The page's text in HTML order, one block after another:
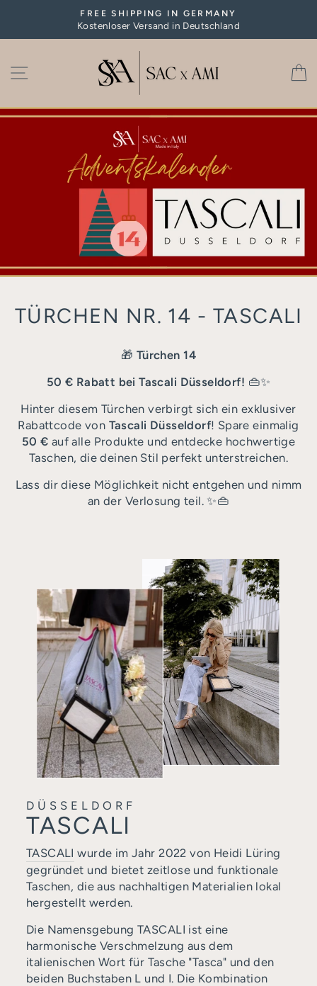
content
Pause
FREE SHIPPING IN GERMANY
Kostenloser Versand in Deutschland
SITE NAVIGATION
TÜRCHEN NR. 14 - TASCALI
🎁 Türchen 14
50 € Rabatt bei Tascali Düsseldorf! 👜✨
Hinter diesem Türchen verbirgt sich ein exklusiver
Rabattcode von Tascali Düsseldorf! Spare einmalig
50 € auf alle Produkte und entdecke hochwertige
Taschen, die deinen Stil perfekt unterstreichen.
Lass dir diese Möglichkeit nicht entgehen und nimm
an der Verlosung teil. ✨👜
DÜSSELDORF
TASCALI
TASCALI wurde im Jahr 2022 von Heidi Lüring
gegründet und bietet zeitlose und funktionale
Taschen, die aus nachhaltigen Materialien lokal
hergestellt werden.
Die Namensgebung TASCALI ist eine
harmonische Verschmelzung aus dem
italienischen Wort für Tasche "Tasca" und den
beiden Buchstaben L und I. Die Kombination